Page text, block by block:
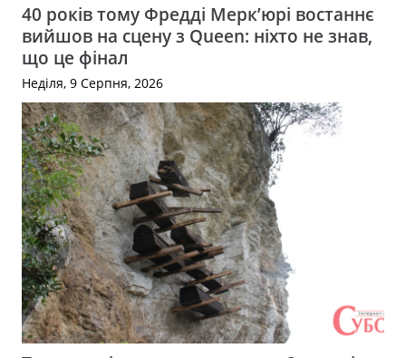
40 років тому Фредді Мерк’юрі востаннє
вийшов на сцену з Queen: ніхто не знав,
що це фінал
Неділя, 9 Серпня, 2026